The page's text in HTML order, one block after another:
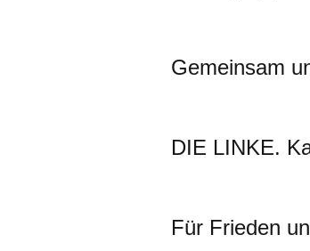
Gemeinsam
DIE LINKE.
Für Frieden